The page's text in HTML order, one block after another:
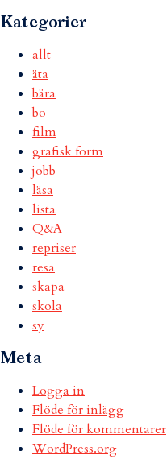
Kategorier
allt
äta
bära
bo
film
grafisk form
jobb
läsa
lista
Q&A
repriser
resa
skapa
skola
sy
Meta
Logga in
Flöde för inlägg
Flöde för kommentarer
WordPress.org